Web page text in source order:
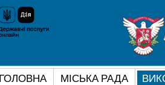
ГОЛОВНА МІСЬКА РАДА